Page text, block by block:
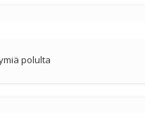
polulta